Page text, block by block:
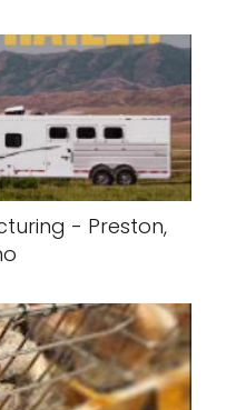
- Preston,